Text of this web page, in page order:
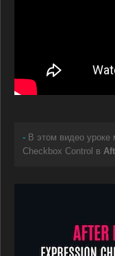
- В этом видео
Checkbox Control в